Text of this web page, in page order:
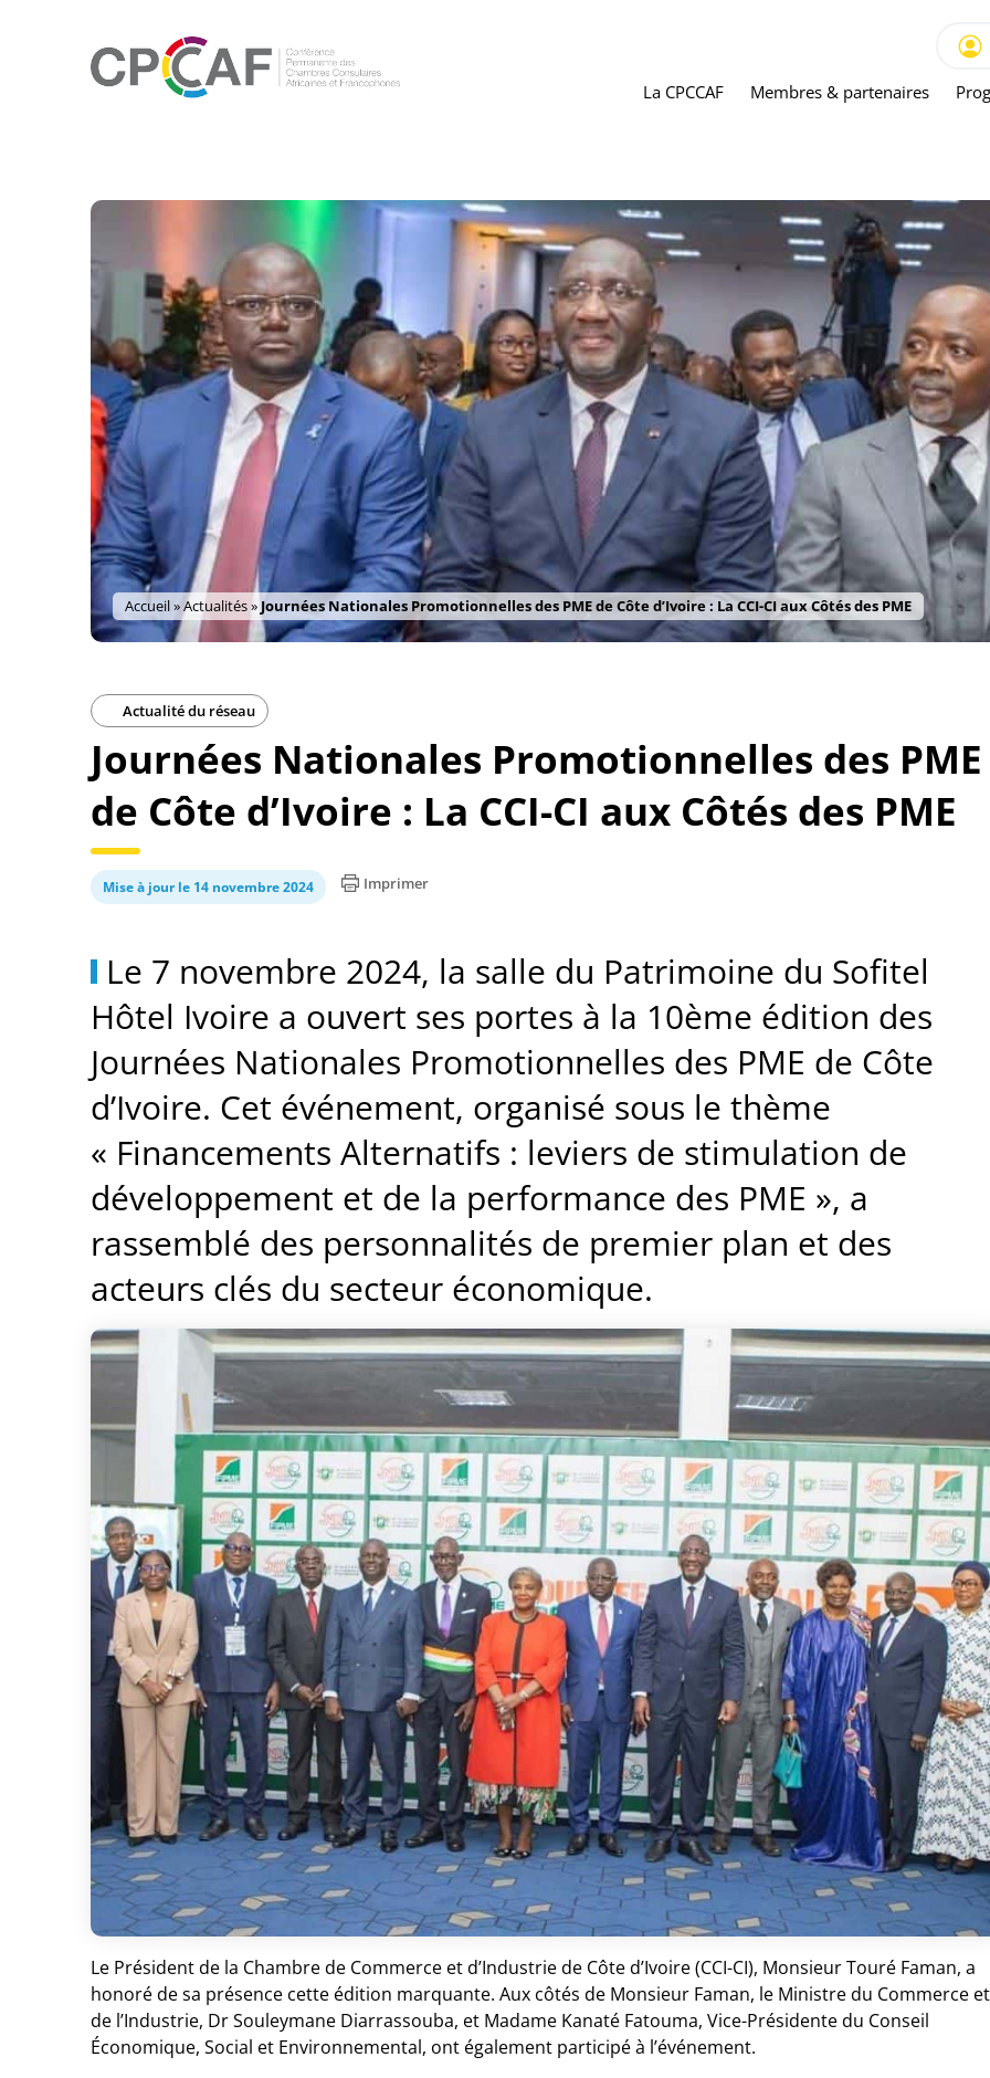
La CPCCAF Membres & partenaires
Accueil»Actualités» Journées Nationales Promotionnelles des PME de Côte d’Ivoire : La CCI-CI aux Côtés des PME
Actualité du réseau
Journées Nationales Promotionnelles des PME
de Côte d’Ivoire : La CCI-CI aux Côtés des PME
Mise à jour le 14 novembre 2024 Imprimer
Le 7 novembre 2024, la salle du Patrimoine du Sofitel
Hôtel Ivoire a ouvert ses portes à la 10ème édition des
Journées Nationales Promotionnelles des PME de Côte
d’Ivoire. Cet événement, organisé sous le thème
« Financements Alternatifs : leviers de stimulation de
développement et de la performance des PME », a
rassemblé des personnalités de premier plan et des
acteurs clés du secteur économique.
Le Président de la Chambre de Commerce et d’Industrie de Côte d’Ivoire (CCI-CI), Monsieur Touré Faman, a
honoré de sa présence cette édition marquante. Aux côtés de Monsieur Faman, le Ministre du Commerce et
de l’Industrie, Dr Souleymane Diarrassouba, et Madame Kanaté Fatouma, Vice-Présidente du Conseil
Économique, Social et Environnemental, ont également participé à l’événement.